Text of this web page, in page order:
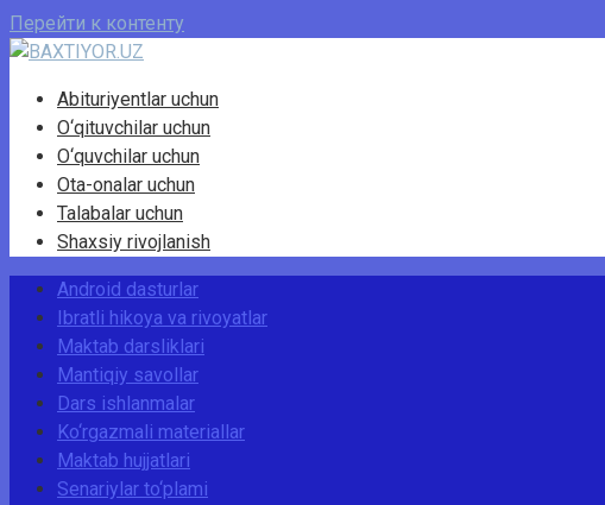
Перейти к контенту
Abituriyentlar uchun
O‘qituvchilar uchun
O‘quvchilar uchun
Ota-onalar uchun
Talabalar uchun
Shaxsiy rivojlanish
Android dasturlar
Ibratli hikoya va rivoyatlar
Maktab darsliklari
Mantiqiy savollar
Dars ishlanmalar
Ko‘rgazmali materiallar
Maktab hujjatlari
Senariylar to‘plami